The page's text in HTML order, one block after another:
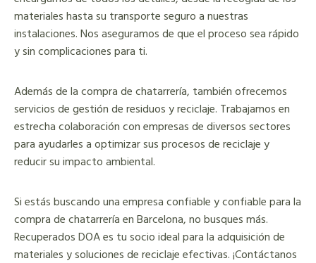
materiales hasta su transporte seguro a nuestras
instalaciones. Nos aseguramos de que el proceso sea rápido
y sin complicaciones para ti.
Además de la compra de chatarrería, también ofrecemos
servicios de gestión de residuos y reciclaje. Trabajamos en
estrecha colaboración con empresas de diversos sectores
para ayudarles a optimizar sus procesos de reciclaje y
reducir su impacto ambiental.
Si estás buscando una empresa confiable y confiable para la
compra de chatarrería en Barcelona, no busques más.
Recuperados DOA es tu socio ideal para la adquisición de
materiales y soluciones de reciclaje efectivas. ¡Contáctanos